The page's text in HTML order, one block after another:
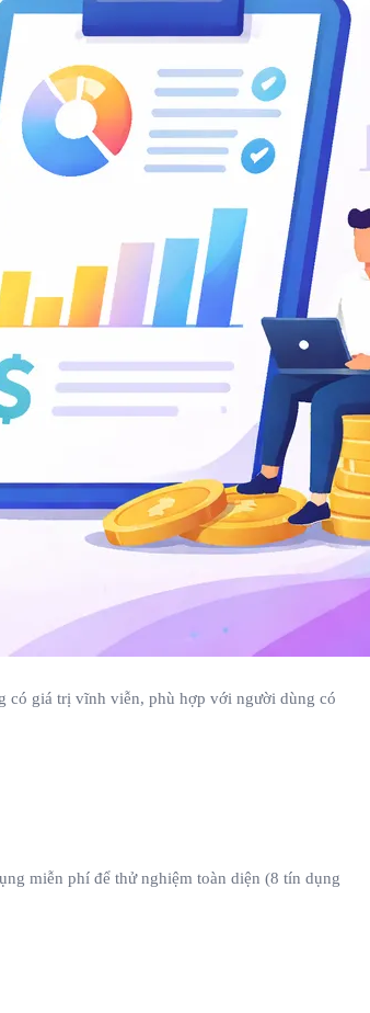
có giá trị vĩnh viễn, phù hợp với người dùng có
miễn phí để thử nghiệm toàn diện (8 tín dụng